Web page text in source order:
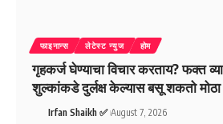
फाइनान्स लेटेस्ट न्युज होम
गृहकर्ज घेण्याचा विचार करताय? फक्त
शुल्कांकडे दुर्लक्ष केल्यास बसू शकतो
Irfan Shaikh ✅ August 7, 2026